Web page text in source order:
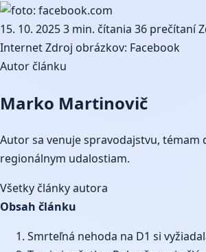
15. 10. 20253 min. čítania 36 prečítaní
InternetZdroj obrázkov: Facebook
Autor článku
Marko Martinovič
Autor sa venuje spravodajstvu, témam
regionálnym udalostiam.
Všetky články autora
Obsah článku
Smrteľná nehoda na D1 si